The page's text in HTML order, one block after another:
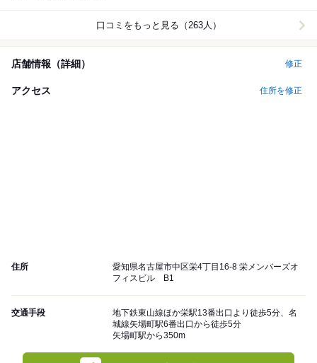
口コミをもっと見る（263人）
店舗情報（詳細） 修正
アクセス 住所を修正
住所
愛知県名古屋市中区栄4丁目16-8 栄メンバーズオ
フィスビル B1
交通手段
地下鉄東山線ほか栄駅13番出口より徒歩5分、名
城線矢場町駅6番出口から徒歩5分
矢場町駅から350m